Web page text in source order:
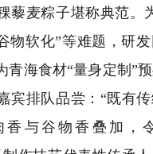
麦粽子堪称典范。
物软化”等难题，研
青海食材“量身定制”预
宾排队品尝：“既有
香与谷物香叠加，